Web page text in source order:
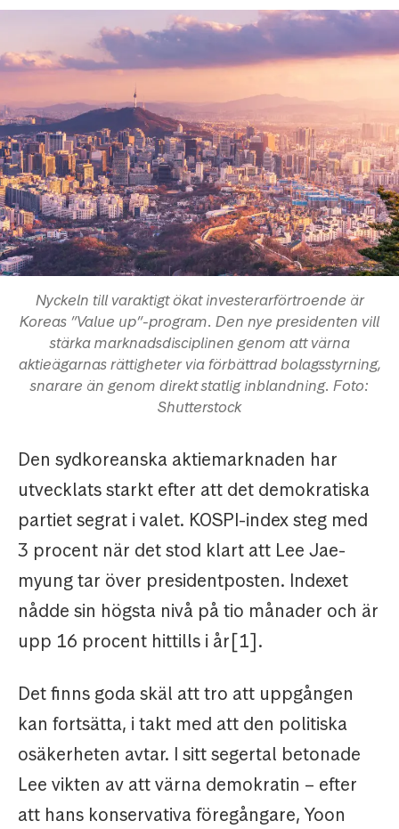
Nyckeln till varaktigt ökat investerarförtroende är
Koreas ”Value up”-program. Den nye presidenten vill
stärka marknadsdisciplinen genom att värna
aktieägarnas rättigheter via förbättrad bolagsstyrning,
snarare än genom direkt statlig inblandning. Foto:
Shutterstock
Den sydkoreanska aktiemarknaden har
utvecklats starkt efter att det demokratiska
partiet segrat i valet. KOSPI-index steg med
3 procent när det stod klart att Lee Jae-
myung tar över presidentposten. Indexet
nådde sin högsta nivå på tio månader och är
upp 16 procent hittills i år[1].
Det finns goda skäl att tro att uppgången
kan fortsätta, i takt med att den politiska
osäkerheten avtar. I sitt segertal betonade
Lee vikten av att värna demokratin – efter
att hans konservativa föregångare, Yoon